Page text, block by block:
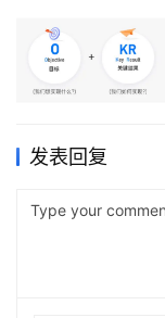
发表回复